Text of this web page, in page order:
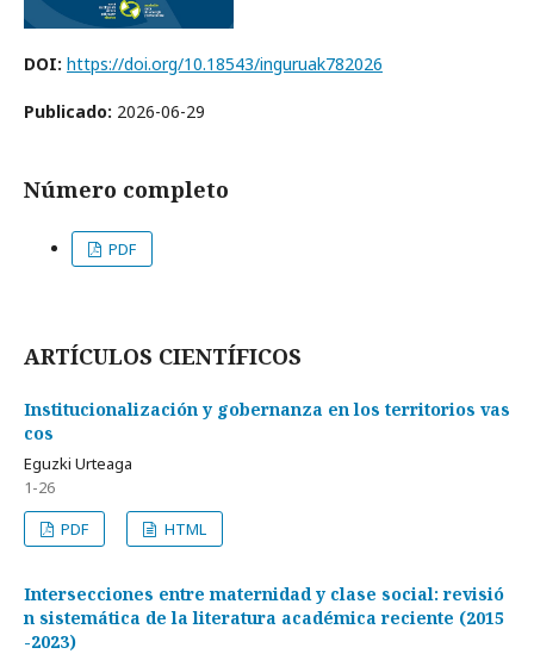
DOI: https://doi.org/10.18543/inguruak782026
Publicado: 2026-06-29
Número completo
PDF
ARTÍCULOS CIENTÍFICOS
Institucionalización y gobernanza en los territorios vas
cos
Eguzki Urteaga
1-26
PDF
HTML
Intersecciones entre maternidad y clase social: revisió
n sistemática de la literatura académica reciente (2015
-2023)